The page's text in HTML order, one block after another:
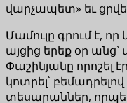
վարչապետ» եւ
Մամուլը գրում է,
այցից երեք օր անց՝
Փաշինյանը որոշել
կոտրել՝
տեսարաններ,